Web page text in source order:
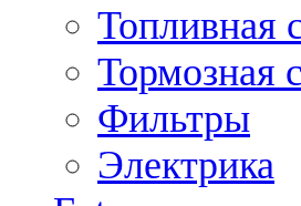
Топливная
Тормозная
Фильтры
Электрика